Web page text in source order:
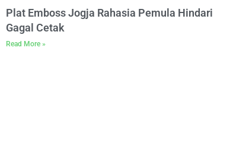
Plat Emboss Jogja Rahasia Pemula Hindari
Gagal Cetak
Read More »